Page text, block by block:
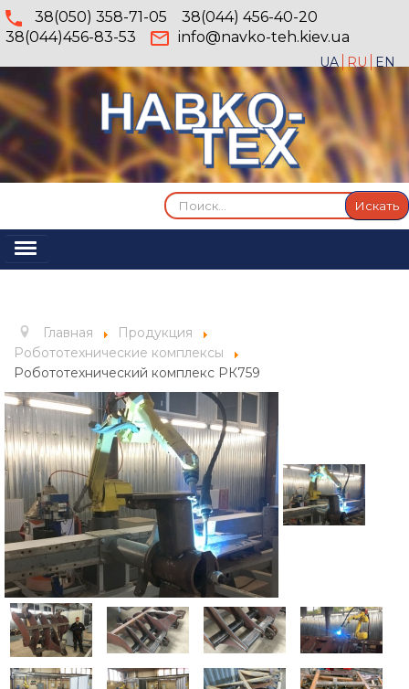
38(050) 358-71-05
38(044) 456-40-20
38(044)456-83-53
info@navko-teh.kiev.ua
UA RU EN
Искать... Искать
Включить/
Услуги
Продукция
Галерея
Публикации
Контакты
Главная
Продукция
Робототехнические комплексы
Робототехнический комплекс РК759